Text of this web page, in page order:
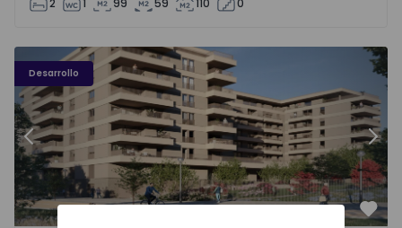
2 1 99 59 110 0
Desarrollo
PLENO JARDIM - 3
Anterior